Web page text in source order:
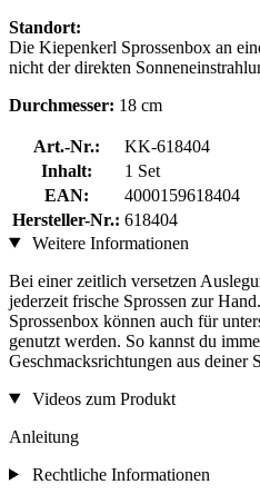
Standort:
Die Kiepenkerl Sprossenbox an
nicht der direkten
Durchmesser: 18 cm
Art.-Nr.:
KK-618404
Inhalt:
1 Set
EAN:
4000159618404
Hersteller-Nr.: 618404
Weitere Informationen
Bei einer zeitlich versetzen
jederzeit frische Sprossen zur
Sprossenbox können auch für
genutzt werden. So kannst du
Geschmacksrichtungen aus deiner
Videos zum Produkt
Anleitung
Rechtliche Informationen